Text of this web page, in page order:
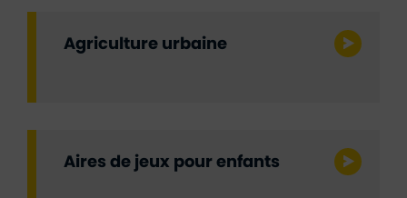
Agriculture urbaine
Aires de jeux pour enfants